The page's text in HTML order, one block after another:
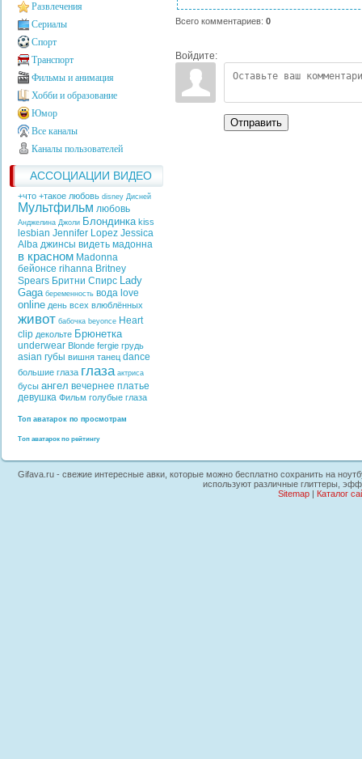
Развлечения
Сериалы
Спорт
Транспорт
Фильмы и анимация
Хобби и образование
Юмор
Все каналы
Каналы пользователей
АССОЦИАЦИИ ВИДЕО
+что +такое любовь disney Дисней
Мультфильм любовь
Анджелина Джоли Блондинка kiss
lesbian Jennifer Lopez Jessica
Alba джинсы видеть мадонна
в красном Madonna
бейонсе rihanna Britney
Spears Бритни Спирс Lady
Gaga беременность вода love
online день всех влюблённых
живот бабочка beyonce Heart
clip декольте Брюнетка
underwear Blonde fergie грудь
asian губы вишня танец dance
большие глаза глаза актриса
бусы ангел вечернее платье
девушка Фильм голубые глаза
Топ аватарок по просмотрам
Топ аватарок по рейтингу
Всего комментариев: 0
Войдите:
Отправить
Gifava.ru - свежие интересные авки, которые можно бесплатно сохранить на
используют различные глиттеры,
Sitemap| Каталог